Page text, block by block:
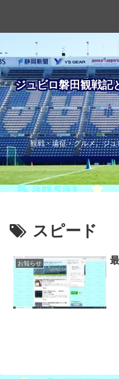
ジュビロ磐田観戦記
観戦・遠征・グルメ。ジ
スピード
お知らせ